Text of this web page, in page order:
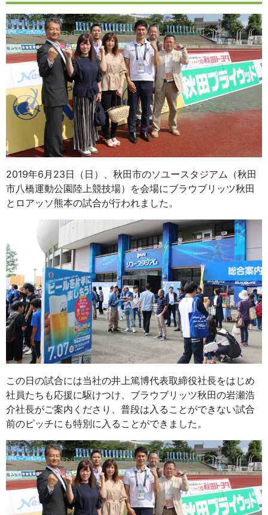
2019年6月23日（日）、秋田市のソユースタジアム（秋田
市八橋運動公園陸上競技場）を会場にブラウブリッツ秋田
とロアッソ熊本の試合が行われました。
この日の試合には当社の井上篤博代表取締役社長をはじめ
社員たちも応援に駆けつけ、ブラウブリッツ秋田の岩瀬浩
介社長がご案内くださり、普段は入ることができない試合
前のピッチにも特別に入ることができました。